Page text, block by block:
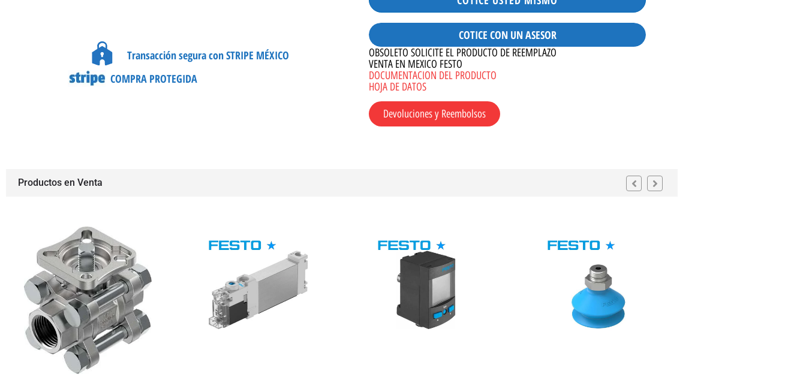
Transacción segura con STRIPE MÉXICO
COMPRA PROTEGIDA
COTICE CON UN ASESOR
OBSOLETO SOLICITE EL PRODUCTO DE REEMPLAZO
VENTA EN MEXICO FESTO
DOCUMENTACION DEL PRODUCTO
HOJA DE DATOS
Devoluciones y Reembolsos
Productos en Venta